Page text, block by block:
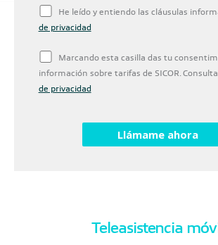
He leído y entiendo las cláusulas
de privacidad
Marcando esta casilla das tu
información sobre tarifas de SICOR.
de privacidad
Teleasistencia